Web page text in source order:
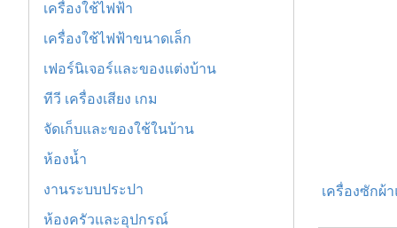
เครื่องใช้ไฟฟ้า
เครื่องใช้ไฟฟ้าขนาดเล็ก
เฟอร์นิเจอร์และของแต่งบ้าน
ทีวี เครื่องเสียง เกม
จัดเก็บและของใช้ในบ้าน
ห้องน้ำ
งานระบบประปา
ห้องครัวและอุปกรณ์
เครื่องซักผ้